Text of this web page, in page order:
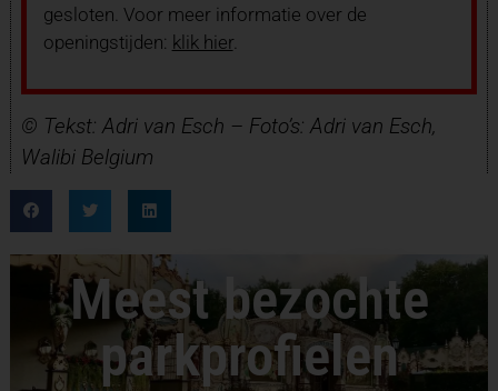
gesloten. Voor meer informatie over de
openingstijden: klik hier.
© Tekst: Adri van Esch – Foto’s: Adri van Esch,
Walibi Belgium
Meest bezochte
parkprofielen